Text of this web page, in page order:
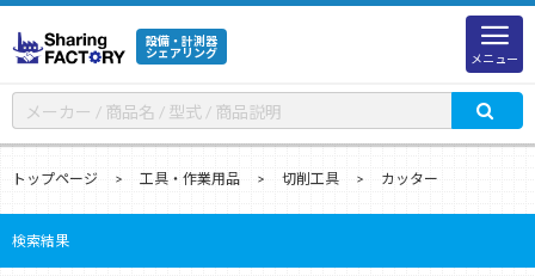
設備・計測器
シェアリング
メニュー
トップページ 工具・作業用品 切削工具 カッター
検索結果